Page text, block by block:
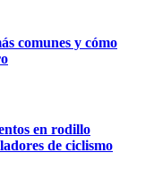
comunes y cómo
en rodillo
de ciclismo